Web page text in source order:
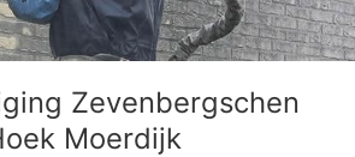
Zevenbergschen
Moerdijk